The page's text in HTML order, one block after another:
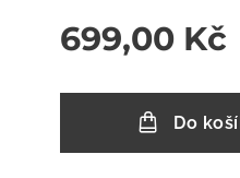
699,00 Kč
Do